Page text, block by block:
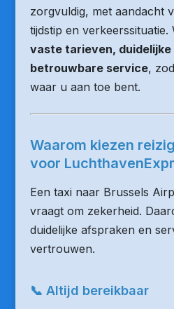
zorgvuldig, met aandacht
tijdstip en verkeerssituatie.
vaste tarieven, duidelijke
betrouwbare service,
waar u aan toe bent.
Waarom kiezen
voor
Een taxi naar Brussels
vraagt om zekerheid.
duidelijke afspraken en
vertrouwen.
📞 Altijd bereikbaar